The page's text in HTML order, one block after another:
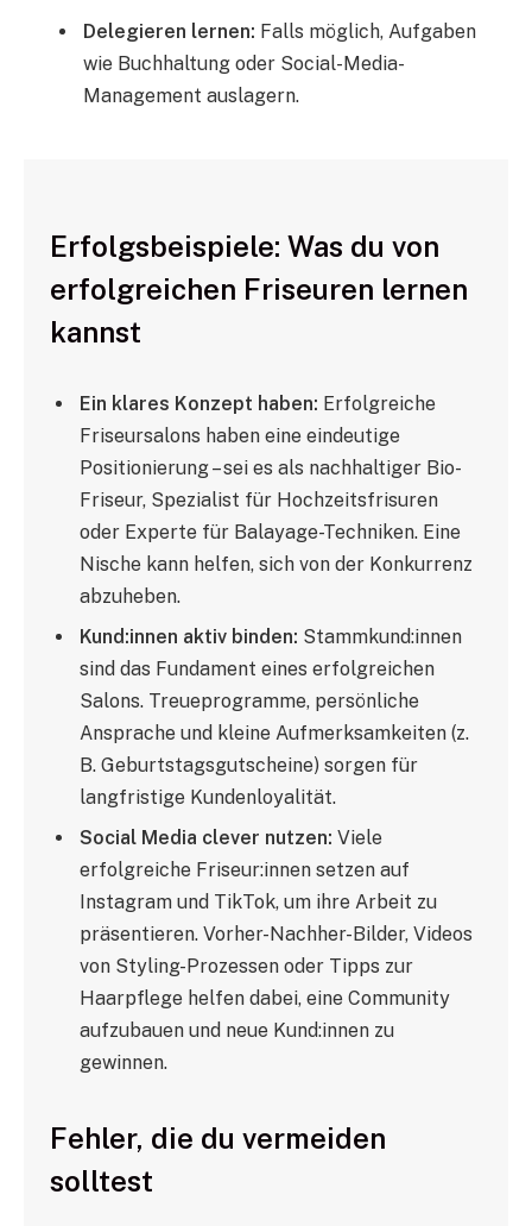
Delegieren lernen: Falls möglich, Aufgaben
wie Buchhaltung oder Social-Media-
Management auslagern.
Erfolgsbeispiele: Was du von
erfolgreichen Friseuren lernen
kannst
Ein klares Konzept haben: Erfolgreiche
Friseursalons haben eine eindeutige
Positionierung – sei es als nachhaltiger Bio-
Friseur, Spezialist für Hochzeitsfrisuren
oder Experte für Balayage-Techniken. Eine
Nische kann helfen, sich von der Konkurrenz
abzuheben.
Kund:innen aktiv binden: Stammkund:innen
sind das Fundament eines erfolgreichen
Salons. Treueprogramme, persönliche
Ansprache und kleine Aufmerksamkeiten (z.
B. Geburtstagsgutscheine) sorgen für
langfristige Kundenloyalität.
Social Media clever nutzen: Viele
erfolgreiche Friseur:innen setzen auf
Instagram und TikTok, um ihre Arbeit zu
präsentieren. Vorher-Nachher-Bilder, Videos
von Styling-Prozessen oder Tipps zur
Haarpflege helfen dabei, eine Community
aufzubauen und neue Kund:innen zu
gewinnen.
Fehler, die du vermeiden
solltest